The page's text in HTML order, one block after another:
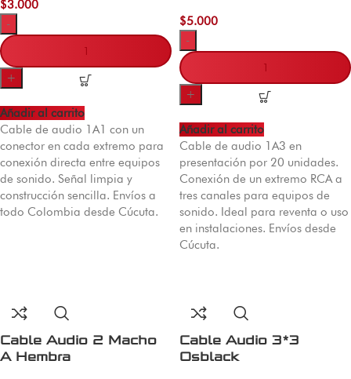
$3.000
-
+
Añadir al carrito
Cable de audio 1A1 con un
conector en cada extremo para
conexión directa entre equipos
de sonido. Señal limpia y
construcción sencilla. Envíos a
todo Colombia desde Cúcuta.
$5.000
-
+
Añadir al carrito
Cable de audio 1A3 en
presentación por 20 unidades.
Conexión de un extremo RCA a
tres canales para equipos de
sonido. Ideal para reventa o uso
en instalaciones. Envíos desde
Cúcuta.
Cable Audio 2 Macho
A Hembra
Cable Audio 3*3
Osblack